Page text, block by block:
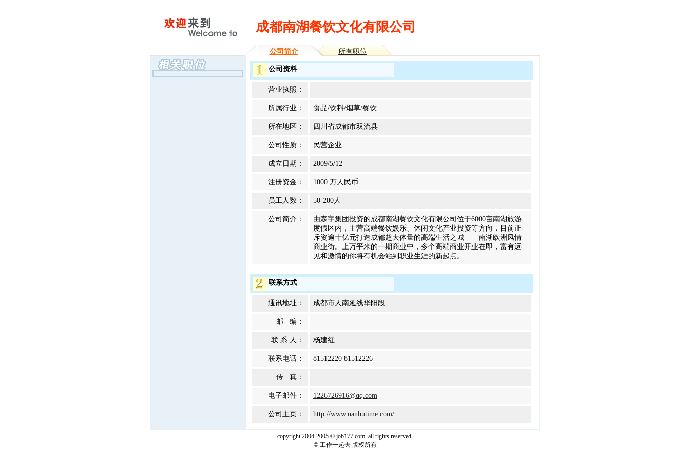
成都南湖餐饮文化有限公司
公司简介 所有职位
公司资料
营业执照：
所属行业： 食品/饮料/烟草/餐饮
所在地区： 四川省成都市双流县
公司性质： 民营企业
成立日期： 2009/5/12
注册资金： 1000 万人民币
员工人数： 50-200人
公司简介：
由森宇集团投资的成都南湖餐饮文化有限公司位于6000亩南湖旅游
度假区内，主营高端餐饮娱乐、休闲文化产业投资等方向，目前正
斥资逾十亿元打造成都超大体量的高端生活之城——南湖欧洲风情
商业街。上万平米的一期商业中，多个高端商业开业在即，富有远
见和激情的你将有机会站到职业生涯的新起点。
联系方式
通讯地址： 成都市人南延线华阳段
邮 编：
联 系 人： 杨建红
联系电话： 81512220 81512226
传 真：
电子邮件： 1226726916@qq.com
公司主页： http://www.nanhutime.com/
copyright 2004-2005 © job177.com. all rights reserved.
© 工作一起去 版权所有